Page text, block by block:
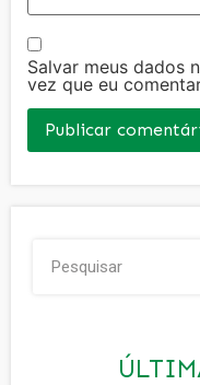
Salvar meus dados
vez que eu